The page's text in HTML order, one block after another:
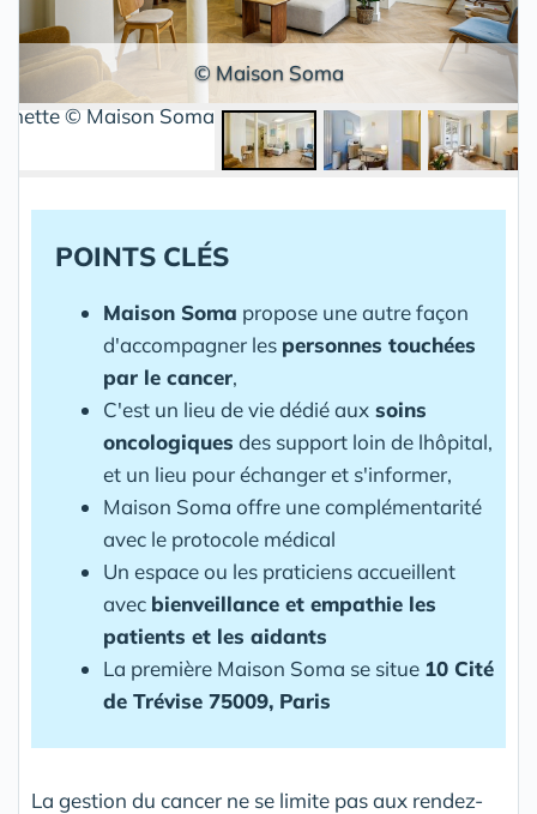
© Maison Soma
POINTS CLÉS
Maison Soma propose une autre façon
d'accompagner les personnes touchées
par le cancer,
C'est un lieu de vie dédié aux soins
oncologiques des support loin de lhôpital,
et un lieu pour échanger et s'informer,
Maison Soma offre une complémentarité
avec le protocole médical
Un espace ou les praticiens accueillent
avec bienveillance et empathie les
patients et les aidants
La première Maison Soma se situe 10 Cité
de Trévise 75009, Paris
La gestion du cancer ne se limite pas aux rendez-